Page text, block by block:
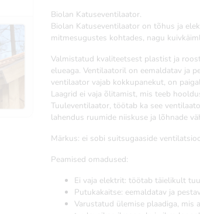
Biolan Katuseventilaator.
Biolan Katuseventilaator on tõhus ja
mitmesugustes kohtades, nagu
Valmistatud kvaliteetsest plastist ja
elueaga. Ventilaatoril on eemaldatav ja
ventilaator vajab kokkupanekut, on
Laagrid ei vaja õlitamist, mis teeb
Tuuleventilaator, töötab ka see
lahendus ruumide niiskuse ja lõhnade
Märkus: ei sobi suitsugaaside
Peamised omadused:
Ei vaja elektrit: töötab täielikult
Putukakaitse: eemaldatav ja
Varustatud ülemise plaadiga,